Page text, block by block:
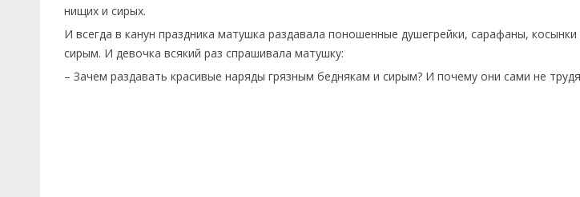
нищих и сирых.
И всегда в канун праздника матушка раздавала поношенные душегрейки, сарафаны,
сирым. И девочка всякий раз спрашивала матушку:
– Зачем раздавать красивые наряды грязным беднякам и сирым? И почему они сами не